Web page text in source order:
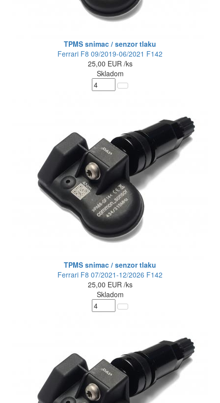
TPMS snimac / senzor tlaku
Ferrari F8 09/2019-06/2021 F142
25,00 EUR /ks
Skladom
TPMS snimac / senzor tlaku
Ferrari F8 07/2021-12/2026 F142
25,00 EUR /ks
Skladom